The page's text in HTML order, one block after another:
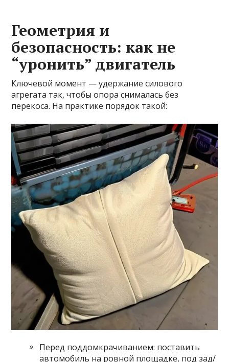
Геометрия и
безопасность: как не
“уронить” двигатель
Ключевой момент — удержание силового
агрегата так, чтобы опора снималась без
перекоса. На практике порядок такой:
Перед поддомкрачиванием: поставить
автомобиль на ровной площадке, под зад/